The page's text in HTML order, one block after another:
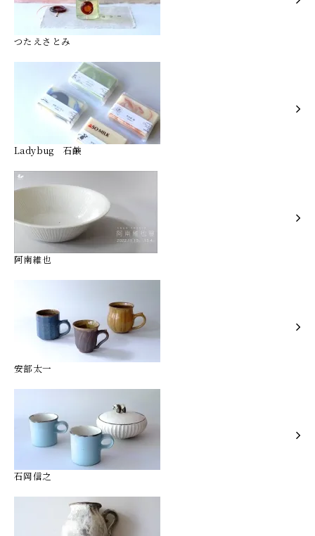
つたえさとみ
Ladybug 石鹸
阿南維也
安部太一
石岡信之